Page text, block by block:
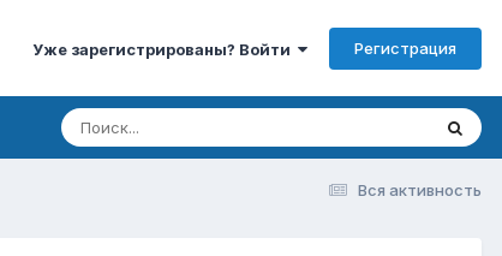
Уже зарегистрированы? Войти Регистрация
Вся активность